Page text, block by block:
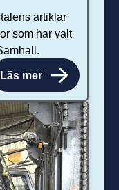
artiklar
som har valt
Läs mer